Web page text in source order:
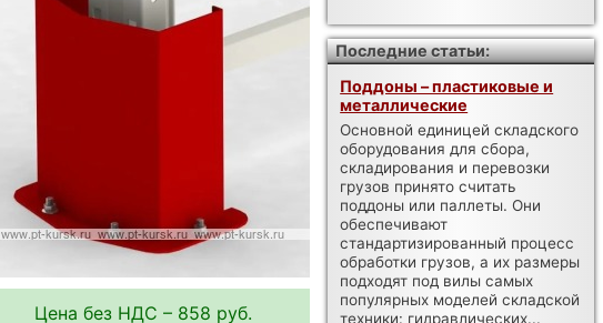
Цена без НДС – 858 руб.
Последние статьи:
Поддоны – пластиковые и
металлические
Основной единицей складского
оборудования для сбора,
складирования и перевозки
грузов принято считать
поддоны или паллеты. Они
обеспечивают
стандартизированный процесс
обработки грузов, а их размеры
подходят под вилы самых
популярных моделей складской
техники: гидравлических...